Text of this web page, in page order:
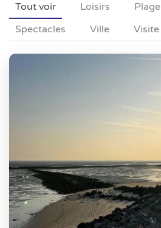
Tout voir Loisirs Plage
Spectacles
Ville Visite